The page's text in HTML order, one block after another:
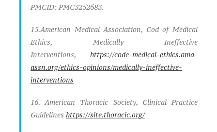
PMCID: PMC3252683.
15.American Medical Association, Cod of Medical
Ethics, Medically Ineffective
Interventions, https://code-medical-ethics.ama-
assn.org/ethics-opinions/medically-ineffective-
interventions
16. American Thoracic Society, Clinical Practice
Guidelines https://site.thoracic.org/